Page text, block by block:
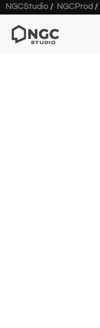
NGCStudio / NGCProd /